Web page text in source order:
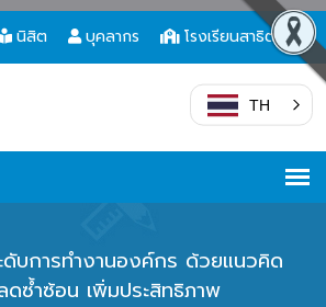
นิสิต บุคลากร โรงเรียนสาธิต
TH
บการทำงานองค์กร ด้วยแนวคิด
ดซ้ำซ้อน เพิ่มประสิทธิภาพ